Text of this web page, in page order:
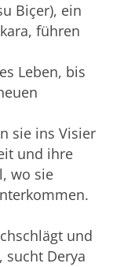
Biçer), ein
führen
Leben, bis
sie ins Visier
und ihre
wo sie
und
sucht Derya